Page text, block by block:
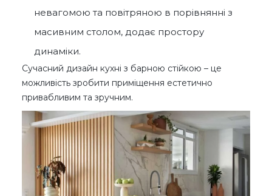
невагомою та повітряною в порівнянні з
масивним столом, додає простору
динаміки.
Сучасний дизайн кухні з барною стійкою – це
можливість зробити приміщення естетично
привабливим та зручним.